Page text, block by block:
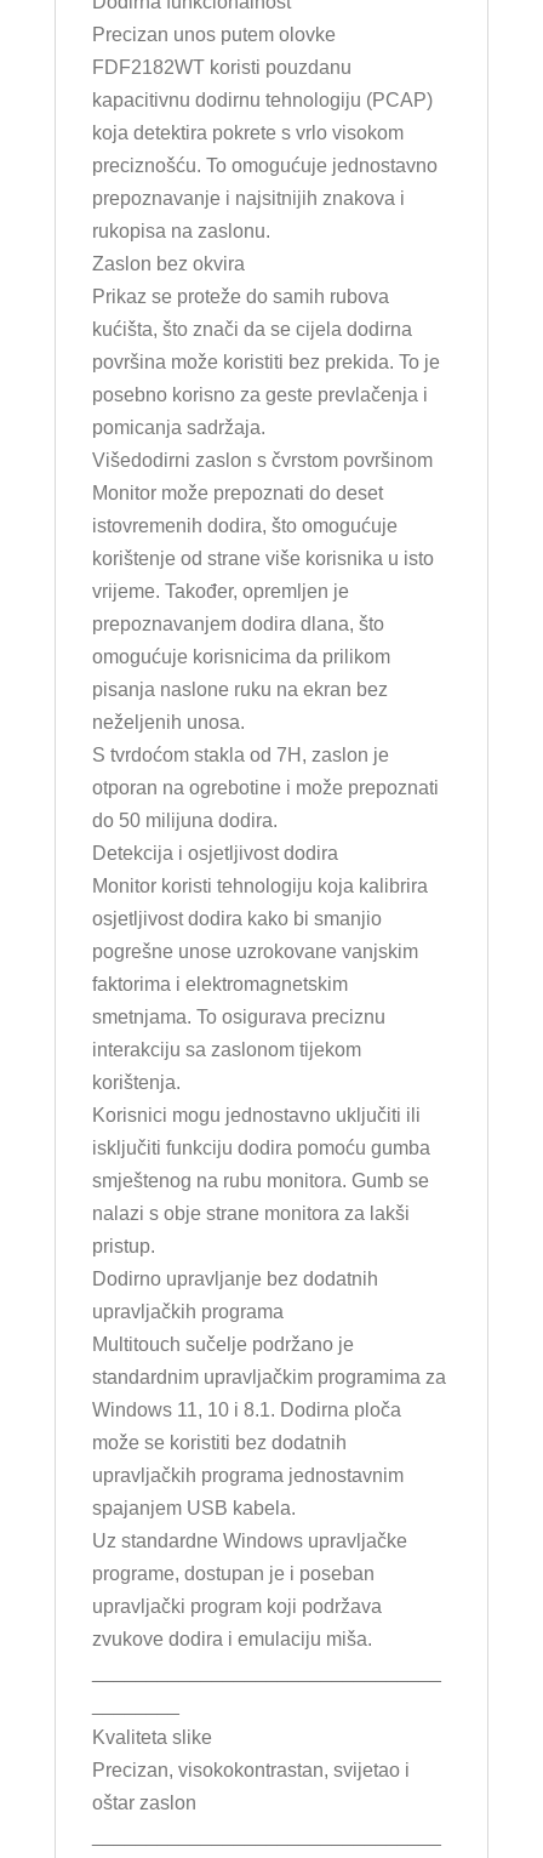
Precizan unos putem olovke
FDF2182WT koristi pouzdanu
kapacitivnu dodirnu tehnologiju (PCAP)
koja detektira pokrete s vrlo visokom
preciznošću. To omogućuje jednostavno
prepoznavanje i najsitnijih znakova i
rukopisa na zaslonu.
Zaslon bez okvira
Prikaz se proteže do samih rubova
kućišta, što znači da se cijela dodirna
površina može koristiti bez prekida. To je
posebno korisno za geste prevlačenja i
pomicanja sadržaja.
Višedodirni zaslon s čvrstom površinom
Monitor može prepoznati do deset
istovremenih dodira, što omogućuje
korištenje od strane više korisnika u isto
vrijeme. Također, opremljen je
prepoznavanjem dodira dlana, što
omogućuje korisnicima da prilikom
pisanja naslone ruku na ekran bez
neželjenih unosa.
S tvrdoćom stakla od 7H, zaslon je
otporan na ogrebotine i može prepoznati
do 50 milijuna dodira.
Detekcija i osjetljivost dodira
Monitor koristi tehnologiju koja kalibrira
osjetljivost dodira kako bi smanjio
pogrešne unose uzrokovane vanjskim
faktorima i elektromagnetskim
smetnjama. To osigurava preciznu
interakciju sa zaslonom tijekom
korištenja.
Korisnici mogu jednostavno uključiti ili
isključiti funkciju dodira pomoću gumba
smještenog na rubu monitora. Gumb se
nalazi s obje strane monitora za lakši
pristup.
Dodirno upravljanje bez dodatnih
upravljačkih programa
Multitouch sučelje podržano je
standardnim upravljačkim programima za
Windows 11, 10 i 8.1. Dodirna ploča
može se koristiti bez dodatnih
upravljačkih programa jednostavnim
spajanjem USB kabela.
Uz standardne Windows upravljačke
programe, dostupan je i poseban
upravljački program koji podržava
zvukove dodira i emulaciju miša.
Kvaliteta slike
Precizan, visokokontrastan, svijetao i
oštar zaslon